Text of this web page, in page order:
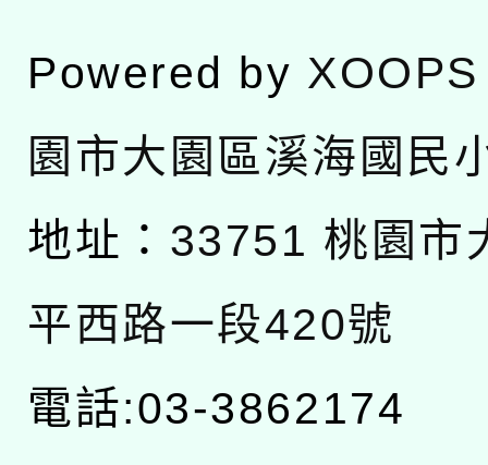
Powered by XOOPS
園市大園區溪海國民
地址： 33751 桃園市
平西路一段420號
電話:03-3862174